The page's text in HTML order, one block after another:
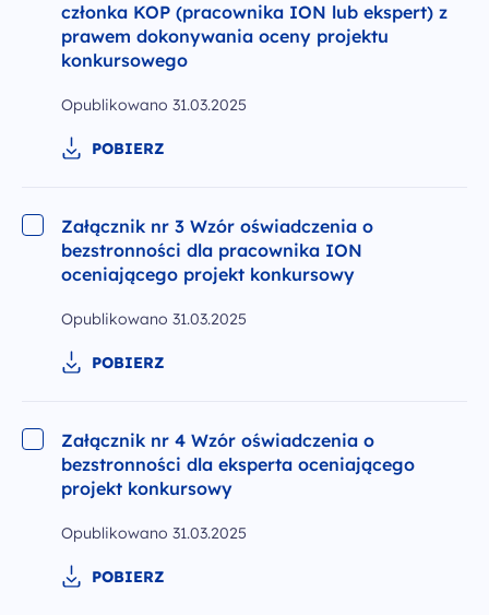
członka KOP (pracownika ION lub ekspert) z
prawem dokonywania oceny projektu
konkursowego
Opublikowano 31.03.2025
POBIERZ
Załącznik nr 3 Wzór oświadczenia o
bezstronności dla pracownika ION
oceniającego projekt konkursowy
Opublikowano 31.03.2025
POBIERZ
Załącznik nr 4 Wzór oświadczenia o
bezstronności dla eksperta oceniającego
projekt konkursowy
Opublikowano 31.03.2025
POBIERZ